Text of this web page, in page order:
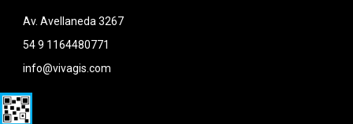
Av. Avellaneda 3267
54 9 1164480771
info@vivagis.com